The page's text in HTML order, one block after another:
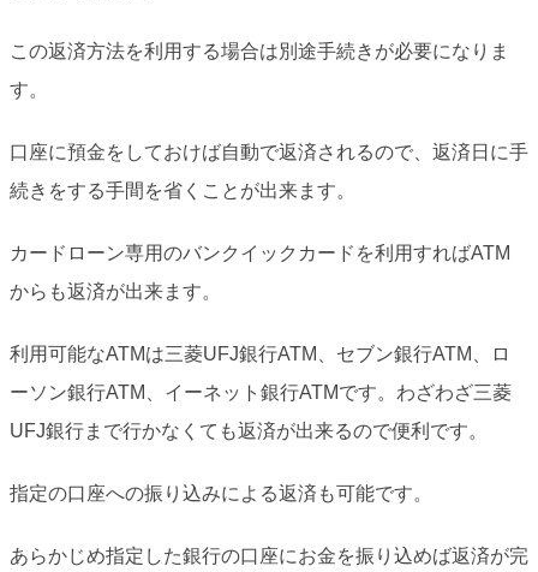
この返済方法を利用する場合は別途手続きが必要になりま
す。
口座に預金をしておけば自動で返済されるので、返済日に手
続きをする手間を省くことが出来ます。
カードローン専用のバンクイックカードを利用すればATM
からも返済が出来ます。
利用可能なATMは三菱UFJ銀行ATM、セブン銀行ATM、ロ
ーソン銀行ATM、イーネット銀行ATMです。わざわざ三菱
UFJ銀行まで行かなくても返済が出来るので便利です。
指定の口座への振り込みによる返済も可能です。
あらかじめ指定した銀行の口座にお金を振り込めば返済が完